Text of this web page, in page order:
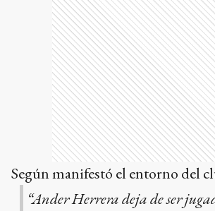
Según manifestó el entorno del
“Ander Herrera deja de ser